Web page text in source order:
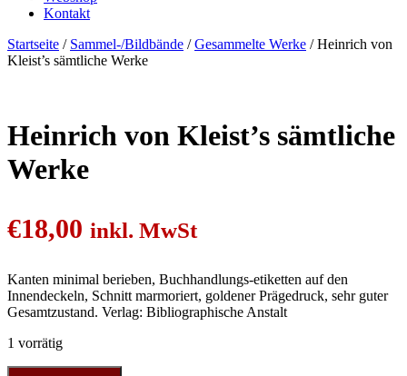
Kontakt
Startseite / Sammel-/Bildbände /Gesammelte Werke / Heinrich von
Kleist’s sämtliche Werke
Heinrich von Kleist’s sämtliche
Werke
€18,00 inkl. MwSt
Kanten minimal berieben, Buchhandlungs-etiketten auf den
Innendeckeln, Schnitt marmoriert, goldener Prägedruck, sehr guter
Gesamtzustand. Verlag: Bibliographische Anstalt
1 vorrätig